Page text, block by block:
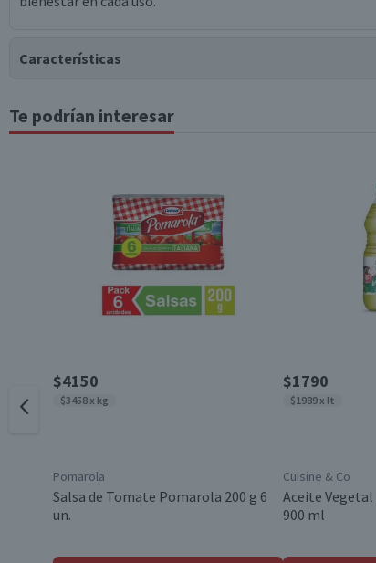
Características
Tipo de Producto
Garantía Mínima Legal
Te podrían interesar
$4150
$3458 x kg
Pomarola
Salsa de Tomate Pomarola 200 g 6
un.
$1790
$1989 x lt
Cuisine & Co
Aceite
900 ml